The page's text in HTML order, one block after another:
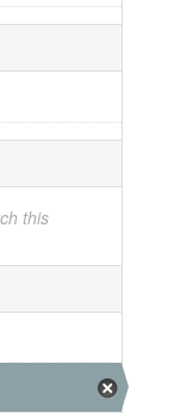
this